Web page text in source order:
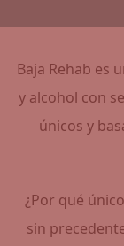
Baja Rehab es
y alcohol con
únicos y
¿Por qué
sin